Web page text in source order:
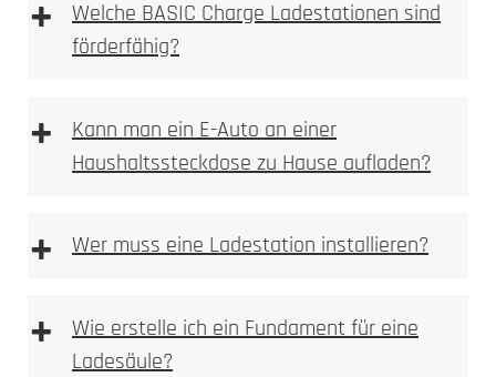
+
Welche BASIC Charge Ladestationen sind
förderfähig?
+
Kann man ein E-Auto an einer
Haushaltssteckdose zu Hause aufladen?
+ Wer muss eine Ladestation installieren?
+
Wie erstelle ich ein Fundament für eine
Ladesäule?